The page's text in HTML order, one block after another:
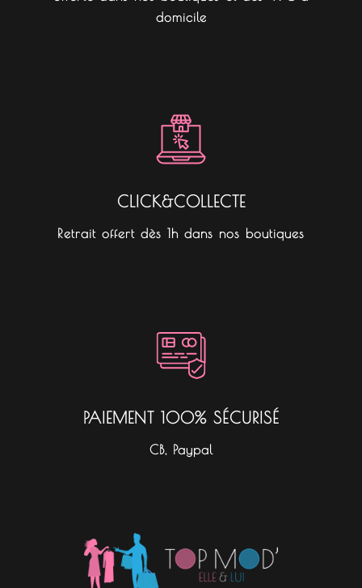
domicile
CLICK&COLLECTE
Retrait offert dès 1h dans nos boutiques
PAIEMENT 100% SÉCURISÉ
CB, Paypal